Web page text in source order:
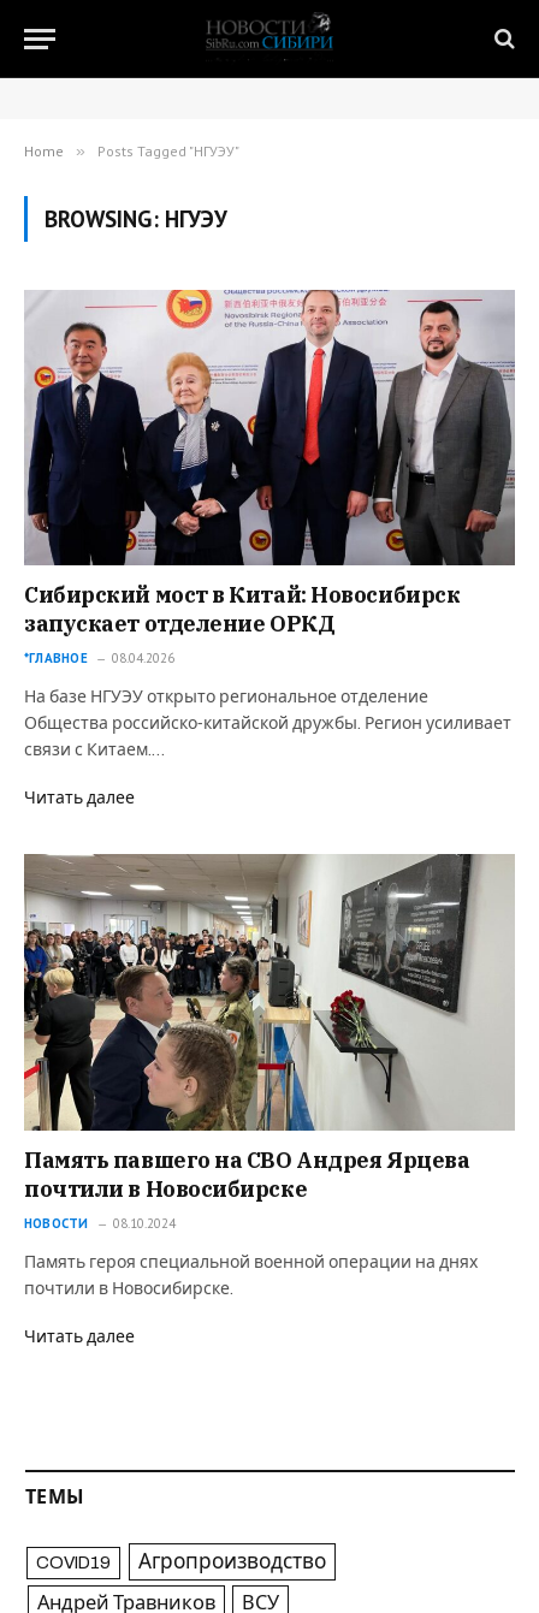
Home » Posts Tagged "НГУЭУ"
BROWSING: НГУЭУ
Сибирский мост в Китай: Новосибирск
запускает отделение ОРКД
*ГЛАВНОЕ 08.04.2026
На базе НГУЭУ открыто региональное отделение
Общества российско‑китайской дружбы. Регион усиливает
связи с Китаем.…
Читать далее
Память павшего на СВО Андрея Ярцева
почтили в Новосибирске
НОВОСТИ 08.10.2024
Память героя специальной военной операции на днях
почтили в Новосибирске.
Читать далее
ТЕМЫ
COVID19 Агропроизводство
Андрей Травников ВСУ